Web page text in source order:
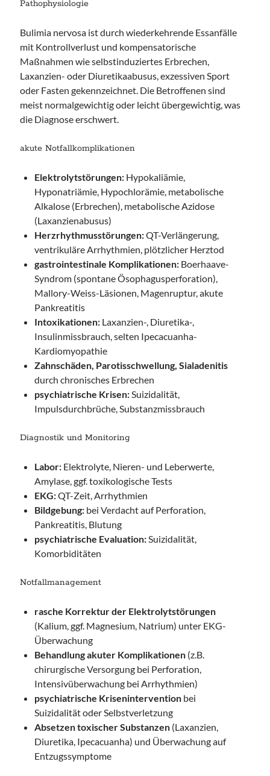
Pathophysiologie
Bulimia nervosa ist durch wiederkehrende Essanfälle
mit Kontrollverlust und kompensatorische
Maßnahmen wie selbstinduziertes Erbrechen,
Laxanzien- oder Diuretikaabusus, exzessiven Sport
oder Fasten gekennzeichnet. Die Betroffenen sind
meist normalgewichtig oder leicht übergewichtig, was
die Diagnose erschwert.
akute Notfallkomplikationen
Elektrolytstörungen: Hypokaliämie,
Hyponatriämie, Hypochlorämie, metabolische
Alkalose (Erbrechen), metabolische Azidose
(Laxanzienabusus)
Herzrhythmusstörungen:QT-Verlängerung,
ventrikuläre Arrhythmien, plötzlicher Herztod
gastrointestinale Komplikationen: Boerhaave-
Syndrom (spontane Ösophagusperforation),
Mallory-Weiss-Läsionen, Magenruptur, akute
Pankreatitis
Intoxikationen: Laxanzien-, Diuretika-,
Insulinmissbrauch, selten Ipecacuanha-
Kardiomyopathie
Zahnschäden, Parotisschwellung, Sialadenitis
durch chronisches Erbrechen
psychiatrische Krisen:Suizidalität,
Impulsdurchbrüche, Substanzmissbrauch
Diagnostik und Monitoring
Labor: Elektrolyte, Nieren- und Leberwerte,
Amylase, ggf. toxikologische Tests
EKG:QT-Zeit, Arrhythmien
Bildgebung: bei Verdacht auf Perforation,
Pankreatitis, Blutung
psychiatrische Evaluation:Suizidalität,
Komorbiditäten
Notfallmanagement
rasche Korrektur der Elektrolytstörungen
(Kalium, ggf. Magnesium, Natrium) unter EKG-
Überwachung
Behandlung akuter Komplikationen (z.B.
chirurgische Versorgung bei Perforation,
Intensivüberwachung bei Arrhythmien)
psychiatrische Krisenintervention bei
Suizidalität oder Selbstverletzung
Absetzen toxischer Substanzen (Laxanzien,
Diuretika, Ipecacuanha) und Überwachung auf
Entzugssymptome